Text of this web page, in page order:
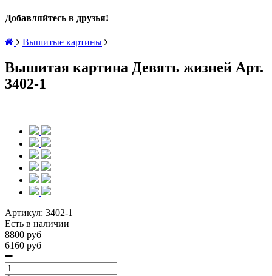
Добавляйтесь в друзья!
Вышитые картины
Вышитая картина Девять жизней Арт.
3402-1
Артикул: 3402-1
Есть в наличии
8800 руб
6160 руб